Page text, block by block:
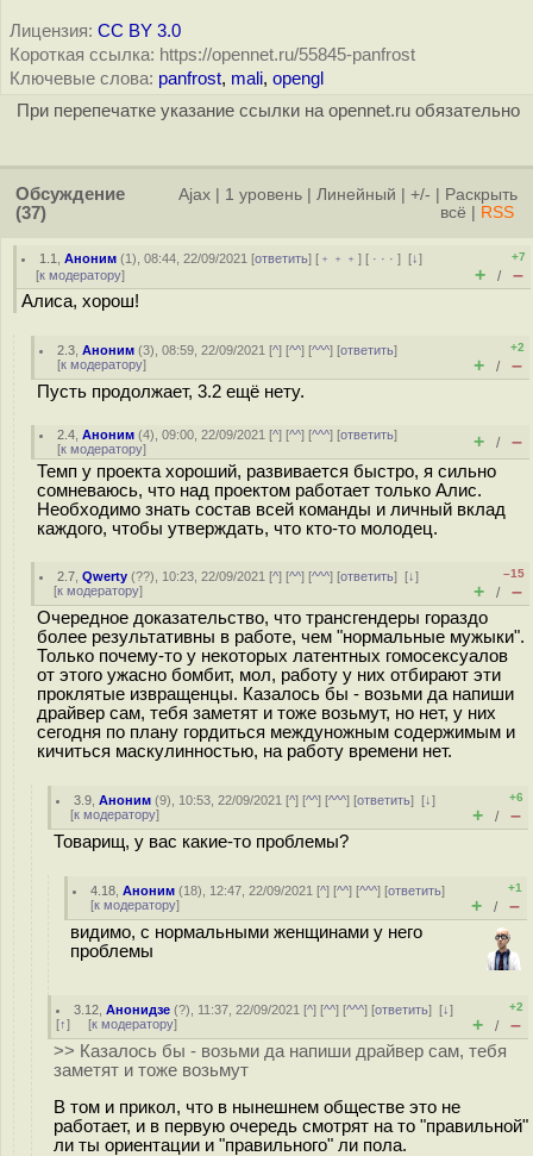
Лицензия: CC BY 3.0
Короткая ссылка: https://opennet.ru/55845-panfrost
Ключевые слова: panfrost, mali, opengl
При перепечатке указание ссылки на opennet.ru обязательно
Обсуждение
(37)
Ajax 1 уровень Линейный +/-
Раскрыть
всё
RSS
1.1 ,Аноним (1), 08:44, 22/09/2021 [ответить] [ ﹢﹢﹢] [ · · ·][↓]
[к модератору]
+7
+ / –
Алиса, хорош!
2.3 ,Аноним (3), 08:59, 22/09/2021 [^] [^^] [^^^] [ответить]
[к модератору]
+2
+ / –
Пусть продолжает, 3.2 ещё нету.
2.4 ,Аноним (4), 09:00, 22/09/2021 [^] [^^] [^^^] [ответить]
[к модератору] + / –
Темп у проекта хороший, развивается быстро, я сильно
сомневаюсь, что над проектом работает только Алис.
Необходимо знать состав всей команды и личный вклад
каждого, чтобы утверждать, что кто-то молодец.
2.7 ,Qwerty (??), 10:23, 22/09/2021 [^] [^^] [^^^] [ответить][↓]
[к модератору]
–15
+ / –
Очередное доказательство, что трансгендеры гораздо
более результативны в работе, чем "нормальные мужыки".
Только почему-то у некоторых латентных гомосексуалов
от этого ужасно бомбит, мол, работу у них отбирают эти
проклятые извращенцы. Казалось бы - возьми да напиши
драйвер сам, тебя заметят и тоже возьмут, но нет, у них
сегодня по плану гордиться междуножным содержимым и
кичиться маскулинностью, на работу времени нет.
3.9 ,Аноним (9), 10:53, 22/09/2021 [^] [^^] [^^^] [ответить][↓]
[к модератору]
+6
+ / –
Товарищ, у вас какие-то проблемы?
4.18 ,Аноним (18), 12:47, 22/09/2021 [^] [^^] [^^^] [ответить]
[к модератору]
+1
+ / –
видимо, с нормальными женщинами у него
проблемы
3.12 ,Анонидзе (?), 11:37, 22/09/2021 [^] [^^] [^^^] [ответить][↓]
[↑] [к модератору]
+2
+ / –
>> Казалось бы - возьми да напиши драйвер сам, тебя
заметят и тоже возьмут
В том и прикол, что в нынешнем обществе это не
работает, и в первую очередь смотрят на то "правильной"
ли ты ориентации и "правильного" ли пола.